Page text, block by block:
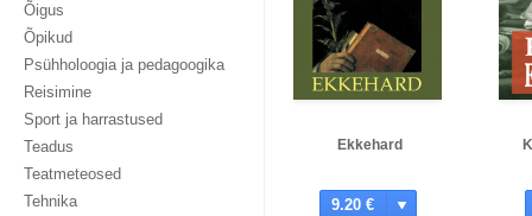
Õigus
Õpikud
Psühholoogia ja pedagoogika
Reisimine
Sport ja harrastused
Teadus
Teatmeteosed
Tehnika
Ekkehard
9.20 €